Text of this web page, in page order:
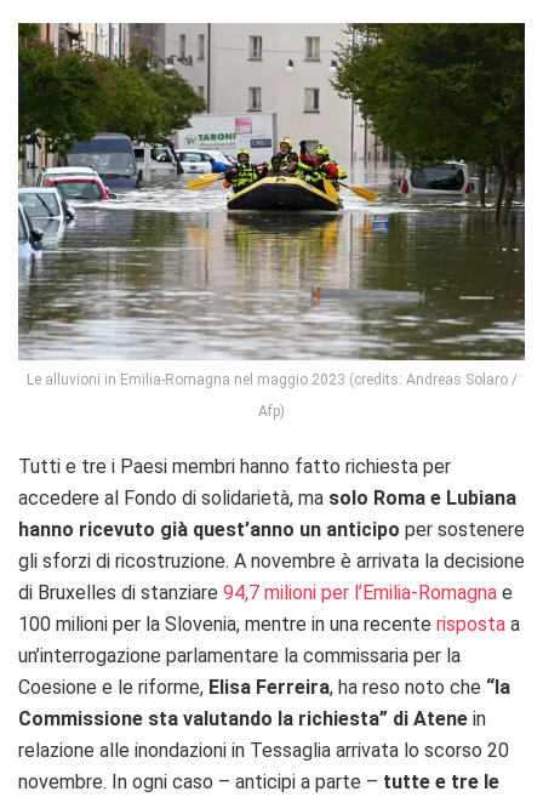
Le alluvioni in Emilia-Romagna nel maggio 2023 (credits: Andreas Solaro /
Afp)
Tutti e tre i Paesi membri hanno fatto richiesta per
accedere al Fondo di solidarietà, ma solo Roma e Lubiana
hanno ricevuto già quest’anno un anticipo per sostenere
gli sforzi di ricostruzione. A novembre è arrivata la decisione
di Bruxelles di stanziare 94,7 milioni per l’Emilia-Romagna e
100 milioni per la Slovenia, mentre in una recente risposta a
un’interrogazione parlamentare la commissaria per la
Coesione e le riforme, Elisa Ferreira, ha reso noto che “la
Commissione sta valutando la richiesta” di Atene in
relazione alle inondazioni in Tessaglia arrivata lo scorso 20
novembre. In ogni caso – anticipi a parte – tutte e tre le